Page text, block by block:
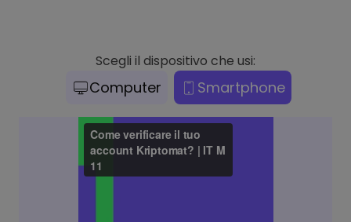
Scegli il dispositivo che usi:
Computer Smartphone